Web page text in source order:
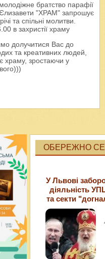
братство парафії
Єлизавети "ХРАМ" запрошує
та спільні молитви.
в захристії храму
долучитися Вас до
та креативних людей,
храму, зростаючи у
ОБЕРЕЖНО
У Львові
діяльність
та секти